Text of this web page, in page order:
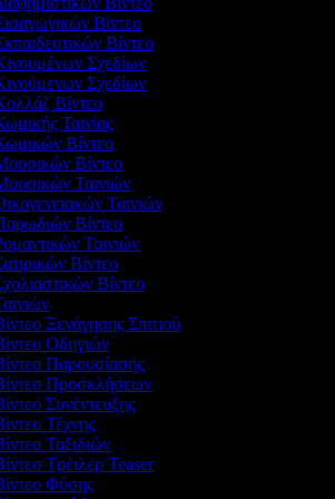
Βίντεο
Βίντεο
Σχεδίων
Σχεδίων
Βίντεο
Ταινίας
Βίντεο
Βίντεο
Ταινιών
Ταινιών
Βίντεο
Ταινιών
Βίντεο
Βίντεο
Ξενάγησης Σπιτιού
Οδηγιών
Παρουσίασης
Προσκλήσεων
Συνέντευξης
Τέχνης
Ταξιδιών
Τρέιλερ Teaser
Φύσης